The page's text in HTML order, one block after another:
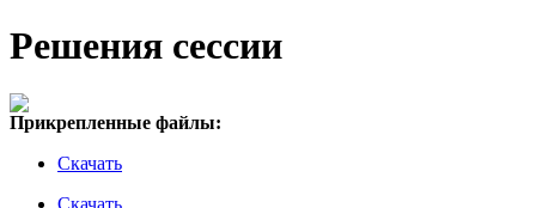
Решения сессии
Прикрепленные файлы:
Скачать